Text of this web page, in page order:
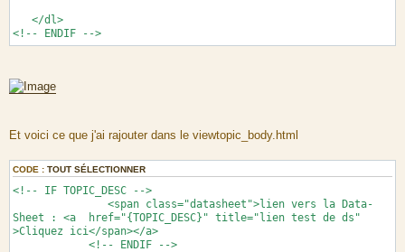
</dl>
<!-- ENDIF -->
Et voici ce que j'ai rajouter dans le viewtopic_body.html
CODE : TOUT SÉLECTIONNER
<!-- IF TOPIC_DESC -->
<span class="datasheet">lien vers la Data-
Sheet : <a href="{TOPIC_DESC}" title="lien test de ds"
>Cliquez ici</span></a>
<!-- ENDIF -->